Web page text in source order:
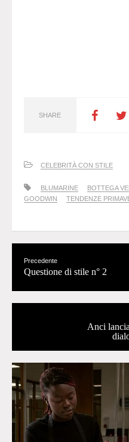
SHARE
CELEBRITÀ CON STILE
BLUMARINE BOTTEGA
GOODWIN
TENDENZE
Precedente
Questione di stile n° 2
Anci